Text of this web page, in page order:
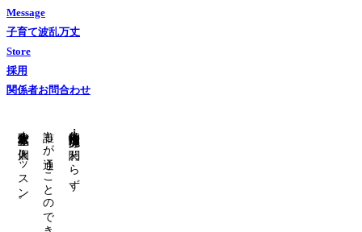
​Message
子育て波乱万丈
Store
採用
関係者お問合わせ
年齢・性別・環境・泳力に関わらず、
誰もが通うことのできる
少人数水泳教室と個人レッスン。